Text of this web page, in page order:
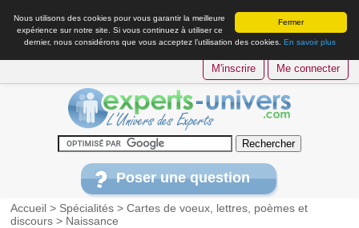
Fermer
Nous utilisons des cookies pour vous garantir la meilleure
expérience sur notre site. Si vous continuez à utiliser ce
dernier, nous considérons que vous acceptez l’utilisation des cookies. En savoir plus
M'inscrire Me connecter
Poser une question
Accueil > Spécialités >Cartes de voeux, lettres, poèmes et
discours > Naissance